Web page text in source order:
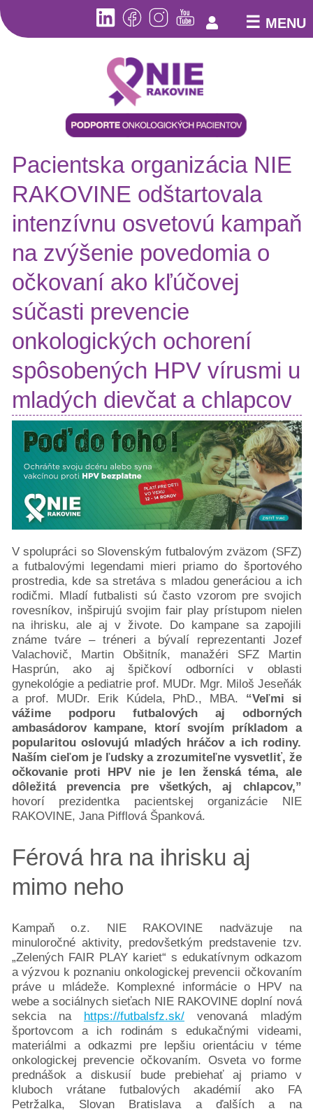
☰ MENU
Aktuality
sme
pacientom
Online
poradňa
Pacientske
poradne
Bezplatná
linka
Pacientske
príručky
Mapa
pomoci
Klinické
skúšania
Podcasty
Diagnózy
Rakovina
prsníka
Rakovina
hrubého
čreva
Rakovina
pankreasu
Rakovina
prostaty
a
semenníkov
Rakovina
krčka
maternice
Neuroendokrinné
tumory
Rakovina
pľúc
Rakovina
močového
mechúra
Rakovina
Rakovina
vaječníkov
Podporte
pre
nás
Pacientska organizácia NIE
RAKOVINE odštartovala
intenzívnu osvetovú kampaň
na zvýšenie povedomia o
očkovaní ako kľúčovej
súčasti prevencie
onkologických ochorení
spôsobených HPV vírusmi u
mladých dievčat a chlapcov
V spolupráci so Slovenským futbalovým zväzom (SFZ)
a futbalovými legendami mieri priamo do športového
prostredia, kde sa stretáva s mladou generáciou a ich
rodičmi. Mladí futbalisti sú často vzorom pre svojich
rovesníkov, inšpirujú svojim fair play prístupom nielen
na ihrisku, ale aj v živote. Do kampane sa zapojili
známe tváre – tréneri a bývalí reprezentanti Jozef
Valachovič, Martin Obšitník, manažéri SFZ Martin
Hasprún, ako aj špičkoví odborníci v oblasti
gynekológie a pediatrie prof. MUDr. Mgr. Miloš Jeseňák
a prof. MUDr. Erik Kúdela, PhD., MBA. “Veľmi si
vážime podporu futbalových aj odborných
ambasádorov kampane, ktorí svojím príkladom a
popularitou oslovujú mladých hráčov a ich rodiny.
Naším cieľom je ľudsky a zrozumiteľne vysvetliť, že
očkovanie proti HPV nie je len ženská téma, ale
dôležitá prevencia pre všetkých, aj chlapcov,”
hovorí prezidentka pacientskej organizácie NIE
RAKOVINE, Jana Pifflová Španková.
Férová hra na ihrisku aj
mimo neho
Kampaň o.z. NIE RAKOVINE nadväzuje na
minuloročné aktivity, predovšetkým predstavenie tzv.
„Zelených FAIR PLAY kariet“ s edukatívnym odkazom
a výzvou k poznaniu onkologickej prevencii očkovaním
práve u mládeže. Komplexné informácie o HPV na
webe a sociálnych sieťach NIE RAKOVINE doplní nová
sekcia na https://futbalsfz.sk/ venovaná mladým
športovcom a ich rodinám s edukačnými videami,
materiálmi a odkazmi pre lepšiu orientáciu v téme
onkologickej prevencie očkovaním. Osveta vo forme
prednášok a diskusií bude prebiehať aj priamo v
kluboch vrátane futbalových akadémií ako FA
Petržalka, Slovan Bratislava a ďalších a na